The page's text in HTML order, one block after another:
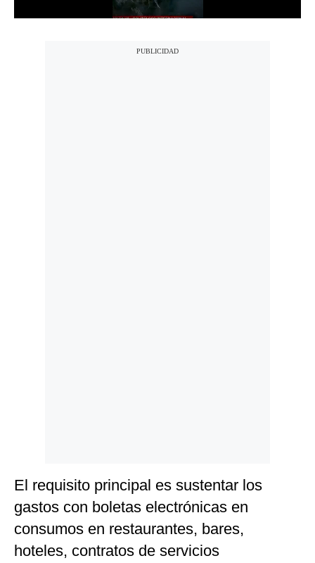
El requisito principal es sustentar los
gastos con boletas electrónicas en
consumos en restaurantes, bares,
hoteles, contratos de servicios